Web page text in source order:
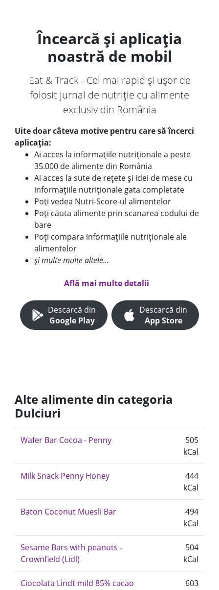
Încearcă și aplicația
noastră de mobil
Eat & Track - Cel mai rapid și ușor de
folosit jurnal de nutriție cu alimente
exclusiv din România
Uite doar câteva motive pentru care să încerci
aplicația:
Ai acces la informațiile nutriționale a peste
35.000 de alimente din România
Ai acces la sute de rețete și idei de mese cu
informațiile nutriționale gata completate
Poți vedea Nutri-Score-ul alimentelor
Poți căuta alimente prin scanarea codului de
bare
Poți compara informațiile nutriționale ale
alimentelor
și multe multe altele...
Află mai multe detalii
Descarcă din
Google Play
Descarcă din
App Store
Alte alimente din categoria
Dulciuri
Wafer Bar Cocoa - Penny
505
kCal
Milk Snack Penny Honey
444
kCal
Baton Coconut Muesli Bar
494
kCal
Sesame Bars with peanuts -
Crownfield (Lidl)
504
kCal
Ciocolata Lindt mild 85% cacao
603